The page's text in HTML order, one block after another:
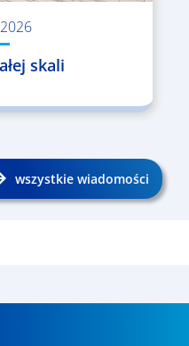
skali
wszystkie wiadomości